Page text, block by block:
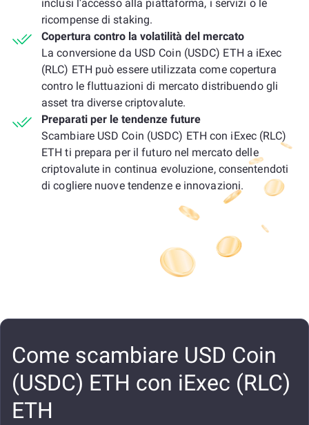
inclusi l’accesso alla piattaforma, i servizi o le
ricompense di staking.
Copertura contro la volatilità del mercato
La conversione da USD Coin (USDC) ETH a iExec
(RLC) ETH può essere utilizzata come copertura
contro le fluttuazioni di mercato distribuendo gli
asset tra diverse criptovalute.
Preparati per le tendenze future
Scambiare USD Coin (USDC) ETH con iExec (RLC)
ETH ti prepara per il futuro nel mercato delle
criptovalute in continua evoluzione, consentendoti
di cogliere nuove tendenze e innovazioni.
Come scambiare USD Coin
(USDC) ETH con iExec (RLC)
ETH